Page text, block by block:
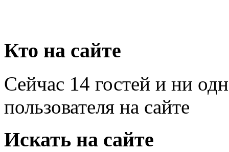
Кто на сайте
Сейчас 14 гостей и ни
пользователя на сайте
Искать на сайте